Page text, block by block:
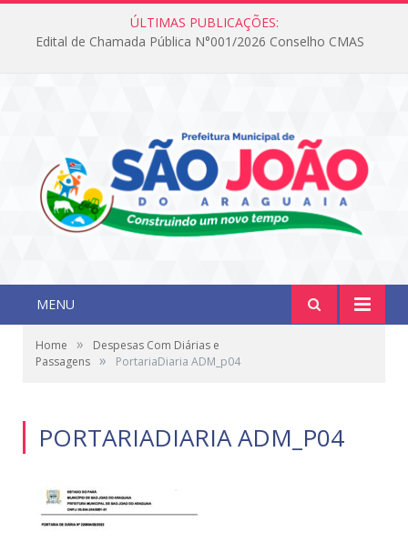
ÚLTIMAS PUBLICAÇÕES:
Edital de Chamada Pública N°001/2026 Conselho CMAS
MENU
Home »
Despesas Com Diárias e
Passagens » PortariaDiaria ADM_p04
PORTARIADIARIA ADM_P04